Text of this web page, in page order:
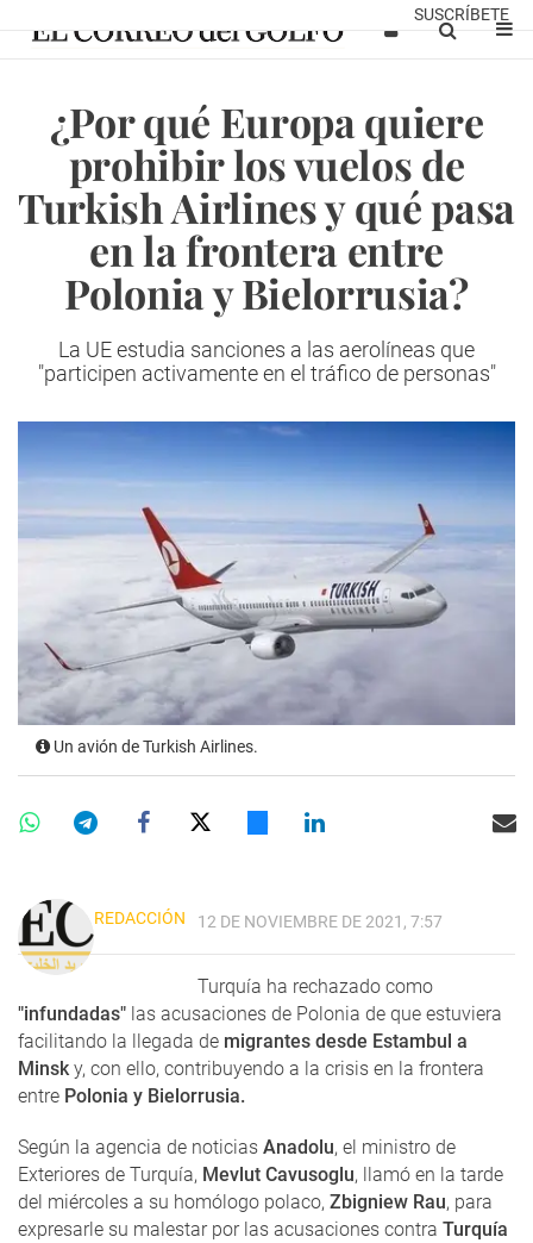
SUSCRÍBETE
¿Por qué Europa quiere
prohibir los vuelos de
Turkish Airlines y qué pasa
en la frontera entre
Polonia y Bielorrusia?
La UE estudia sanciones a las aerolíneas que
"participen activamente en el tráfico de personas"
Un avión de Turkish Airlines.
REDACCIÓN 12 DE NOVIEMBRE DE 2021, 7:57
Turquía ha rechazado como
"infundadas" las acusaciones de Polonia de que estuviera
facilitando la llegada de migrantes desde Estambul a
Minsky, con ello, contribuyendo a la crisis en la frontera
entre Polonia y Bielorrusia.
Según la agencia de noticias Anadolu, el ministro de
Exteriores de Turquía, Mevlut Cavusoglu, llamó en la tarde
del miércoles a su homólogo polaco, Zbigniew Rau, para
expresarle su malestar por las acusaciones contra Turquía